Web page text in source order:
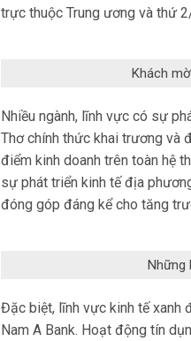
trực thuộc Trung ương và thứ
Khách
Nhiều ngành, lĩnh vực có sự
Thơ chính thức khai trương và
điểm kinh doanh trên toàn hệ
sự phát triển kinh tế địa
đóng góp đáng kể cho tăng
Những
Đặc biệt, lĩnh vực kinh tế xanh
Nam A Bank. Hoạt động tín